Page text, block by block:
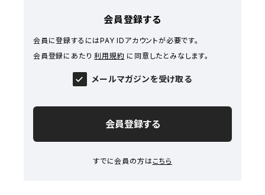
会員登録する
会員に登録するにはPAY IDアカウントが必要です。
会員登録にあたり利用規約 に同意したとみなします。
メールマガジンを受け取る
会員登録する
すでに会員の方はこちら